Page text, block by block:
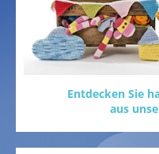
Entdecken Sie
aus